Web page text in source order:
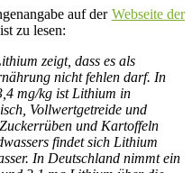
auf der Webseite der
zu lesen:
zeigt, dass es als
nicht fehlen darf. In
mg/kg ist Lithium in
Vollwertgetreide und
und Kartoffeln
findet sich Lithium
In Deutschland nimmt ein